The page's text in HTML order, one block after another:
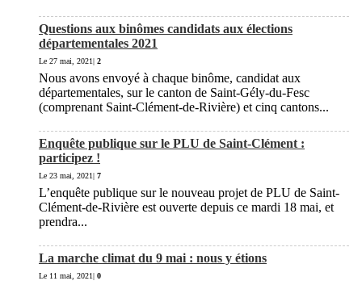
Questions aux binômes candidats aux élections
départementales 2021
Le 27 mai, 2021| 2
Nous avons envoyé à chaque binôme, candidat aux
départementales, sur le canton de Saint-Gély-du-Fesc
(comprenant Saint-Clément-de-Rivière) et cinq cantons...
Enquête publique sur le PLU de Saint-Clément :
participez !
Le 23 mai, 2021| 7
L’enquête publique sur le nouveau projet de PLU de Saint-
Clément-de-Rivière est ouverte depuis ce mardi 18 mai, et
prendra...
La marche climat du 9 mai : nous y étions
Le 11 mai, 2021| 0